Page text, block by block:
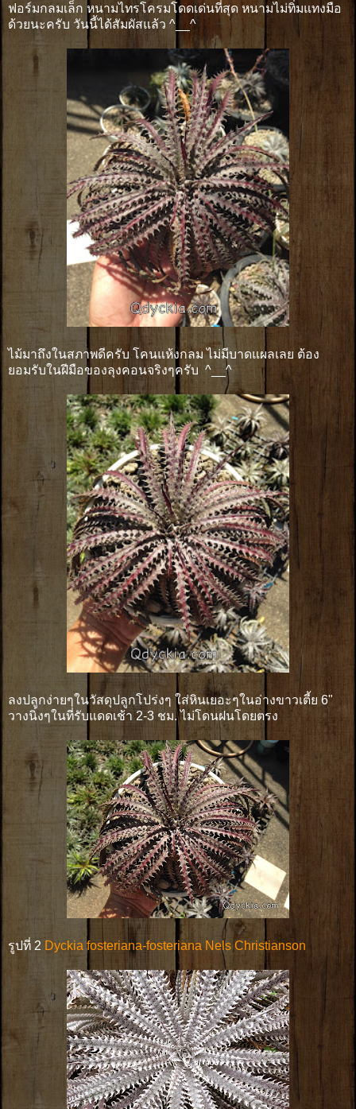
ฟอร์มกลมเล็ก หนามไทรโครมโดดเด่นที่สุด หนามไม่ทิ่มแทงมือ
ด้วยนะครับ วันนี้ได้สัมผัสแล้ว ^__^
ไม้มาถึงในสภาพดีครับ โคนแห้งกลม ไม่มีบาดแผลเลย ต้อง
ยอมรับในฝีมือของลุงคอนจริงๆครับ ^__^
ลงปลูกง่ายๆในวัสดุปลูกโปร่งๆ ใส่หินเยอะๆในอ่างขาวเตี้ย 6"
วางนิ่งๆในที่รับแดดเช้า 2-3 ชม. ไม่โดนฝนโดยตรง
รูปที่ 2 Dyckia fosteriana-fosteriana Nels Christianson